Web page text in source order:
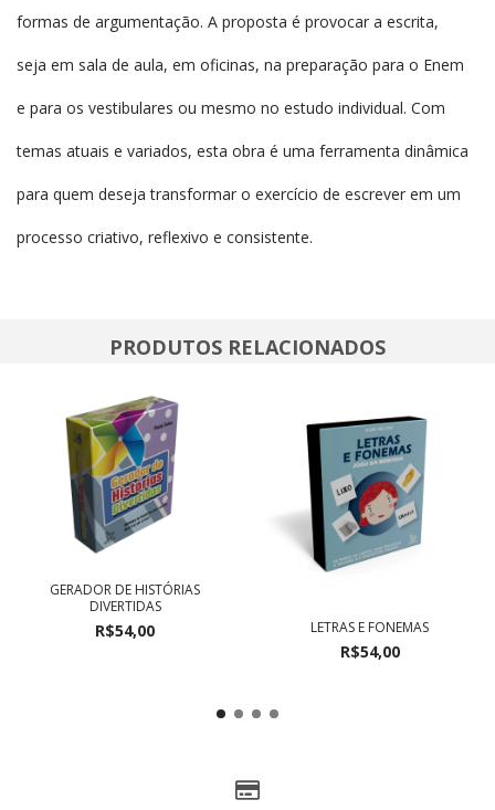
formas de argumentação. A proposta é provocar a escrita,
seja em sala de aula, em oficinas, na preparação para o Enem
e para os vestibulares ou mesmo no estudo individual. Com
temas atuais e variados, esta obra é uma ferramenta dinâmica
para quem deseja transformar o exercício de escrever em um
processo criativo, reflexivo e consistente.
PRODUTOS RELACIONADOS
GERADOR DE HISTÓRIAS
DIVERTIDAS
R$54,00 LETRAS E FONEMAS
R$54,00